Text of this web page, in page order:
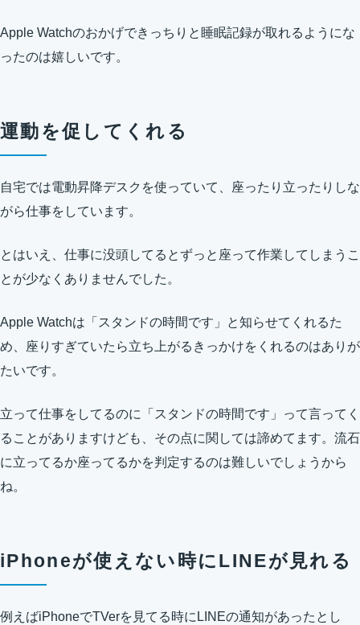
Apple Watchのおかげできっちりと睡眠記録が取れるようにな
ったのは嬉しいです。
運動を促してくれる
自宅では電動昇降デスクを使っていて、座ったり立ったりしな
がら仕事をしています。
とはいえ、仕事に没頭してるとずっと座って作業してしまうこ
とが少なくありませんでした。
Apple Watchは「スタンドの時間です」と知らせてくれるた
め、座りすぎていたら立ち上がるきっかけをくれるのはありが
たいです。
立って仕事をしてるのに「スタンドの時間です」って言ってく
ることがありますけども、その点に関しては諦めてます。流石
に立ってるか座ってるかを判定するのは難しいでしょうから
ね。
iPhoneが使えない時にLINEが見れる
例えばiPhoneでTVerを見てる時にLINEの通知があったとし